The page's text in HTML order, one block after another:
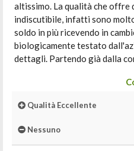
altissimo. La qualità che offre
indiscutibile, infatti sono
soldo in più ricevendo in
biologicamente testato
dettagli. Partendo già dalla
Qualità Eccellente
Nessuno